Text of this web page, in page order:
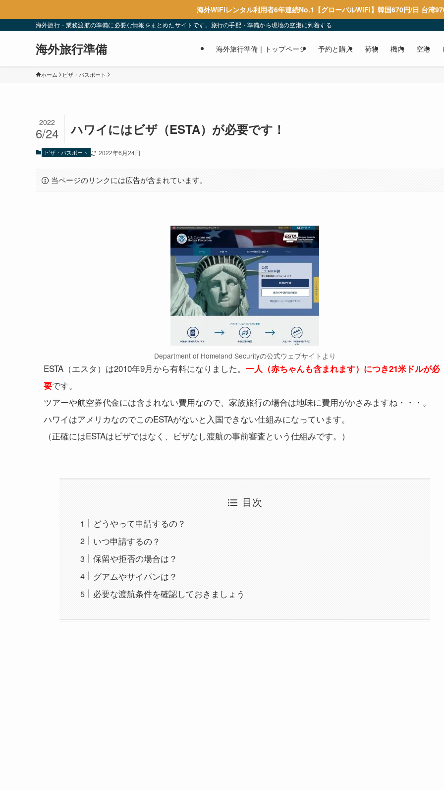
海外WiFiレンタル利用者6年連続No.1【グローバルWiFi】韓国670円/日 台湾
海外旅行・業務渡航の準備に必要な情報をまとめたサイトです。旅行の手配・準備から現地の空港に到着するまでを解説しています。
海外旅行準備 海外旅行準備｜トップページ 予約と購入 荷物 機内 空港
ホーム ビザ・パスポート
ハワイにはビザ（ESTA）が必要です！
2022
6/24
ビザ・パスポート 2022年6月24日
当ページのリンクには広告が含まれています。
Department of Homeland Securityの公式ウェブサイトより
ESTA（エスタ）は2010年9月から有料になりました。 一人（赤ちゃんも含まれます）につき21米ドルが必
要です。
ツアーや航空券代金には含まれない費用なので、家族旅行の場合は地味に費用がかさみますね・・・。
ハワイはアメリカなのでこのESTAがないと入国できない仕組みになっています。
（正確にはESTAはビザではなく、ビザなし渡航の事前審査という仕組みです。）
目次
どうやって申請するの？
いつ申請するの？
保留や拒否の場合は？
グアムやサイパンは？
必要な渡航条件を確認しておきましょう